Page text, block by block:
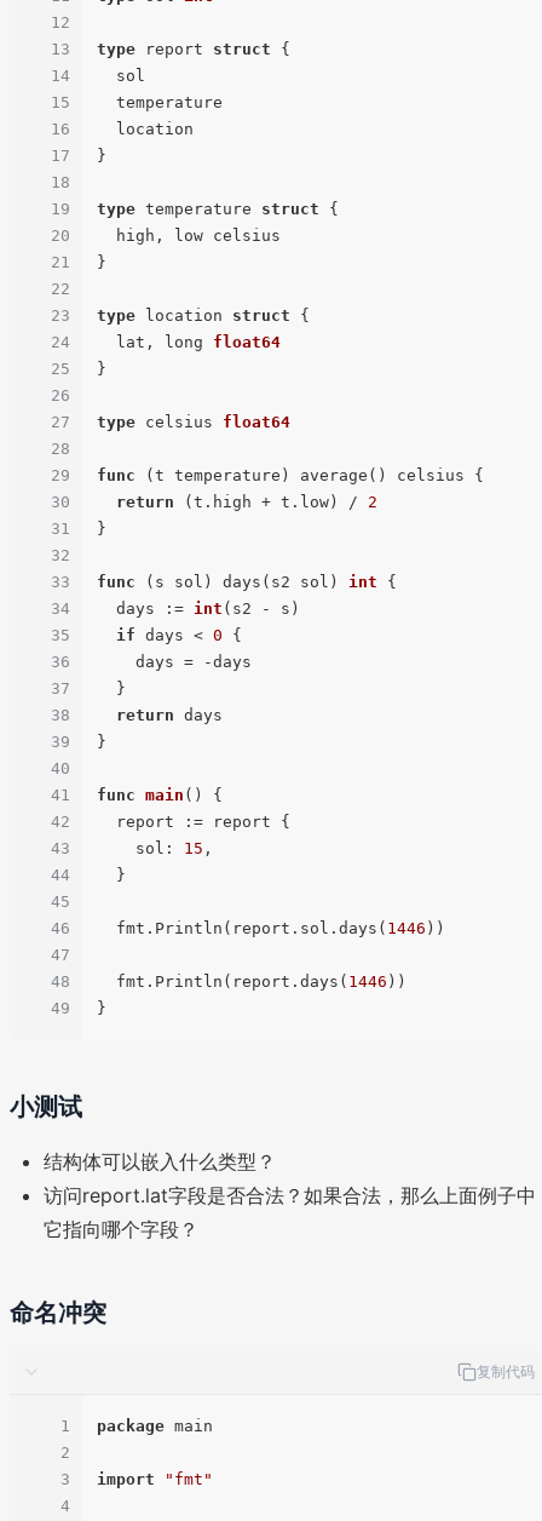
12
13
14
15
16
17
18
19
20
21
22
23
24
25
26
27
28
29
30
31
32
33
34
35
36
37
38
39
40
41
42
43
44
45
46
47
48
49
type report struct {
}
type temperature struct {
}
type location struct {
  lat, long
float64
}
type celsius float64
func (t temperature)
average() celsius {
return (t.high + t.low) / 2
}
func (s sol) days(s2 sol) int {
  days :=
int (s2 - s)
if days < 0 {
return days
}
func main ()
{
    sol:
15 ,
  fmt.Println(report.sol.days(
1446 ))
  fmt.Println(report.days(
1446 ))
小测试
结构体可以嵌入什么类型？
访问report.lat字段是否合法？如果合法，那么上面例子中
它指向哪个字段？
命名冲突
复制代码
1
2
3
4
package main
import "fmt"